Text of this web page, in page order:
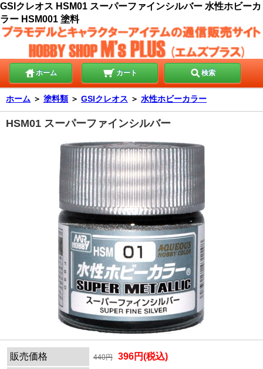
GSIクレオス HSM01 スーパーファインシルバー 水性ホビーカ
ラー HSM001 塗料
ホーム カート 検索
ホーム ＞ 塗料類 ＞ GSIクレオス ＞ 水性ホビーカラー
HSM01 スーパーファインシルバー
販売価格 440円 396円(税込)